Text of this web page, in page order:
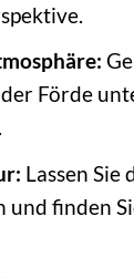
Förde
Lassen Sie
und finden